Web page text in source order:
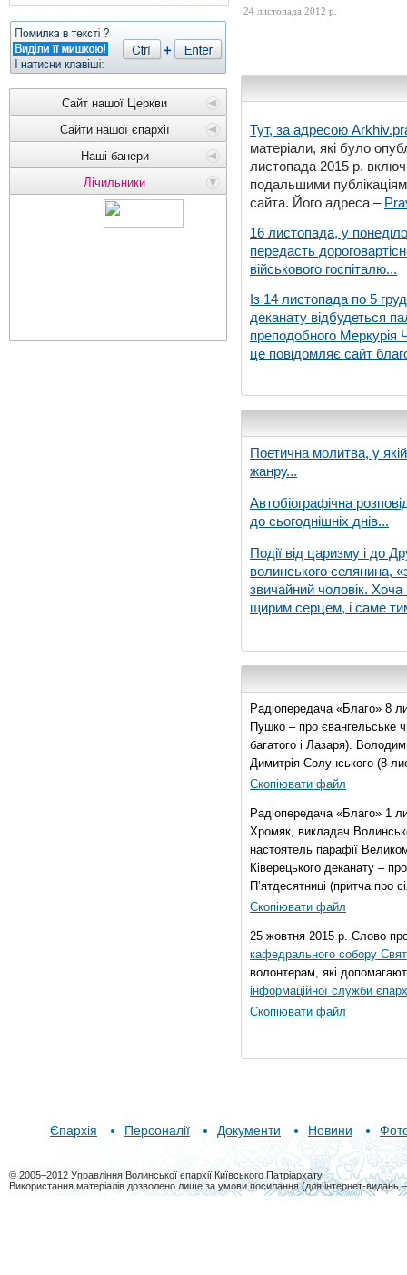
Сайт нашої Церкви
Сайти нашої єпархії
Наші банери
Лічильники
24 листопада 2012 р.
Тут, за адресою
матеріали, які було
листопада 2015 р.
подальшими
сайта. Його адреса –
16 листопада, у
передасть
військового госпіталю...
Із 14 листопада по 5
деканату відбудеться
преподобного Меркурія
це повідомляє сайт
Поетична молитва, у
жанру...
Автобіографічна
до сьогоднішніх днів...
Події від царизму і до
волинського селянина,
звичайний чоловік. Хоча
щирим серцем, і саме
Радіопередача «Благо» 8
Пушко – про євангельське
багатого і Лазаря).
Димитрія Солунського (8
Скопіювати файл
Радіопередача «Благо» 1
Хромяк, викладач
настоятель парафії
Ківерецького деканату –
П’ятдесятниці (притча про
Скопіювати файл
25 жовтня 2015 р. Слово
кафедрального собору
волонтерам, які
інформаційної служби
Скопіювати файл
Єпархія Персоналії Документи Новини
© 2005–2012 Управління Волинської єпархії Київського Патріархату
Використання матеріалів дозволено лише за умови посилання (для інтернет-видань